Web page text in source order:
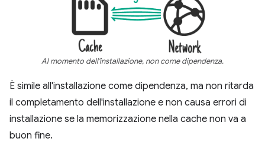
Al momento dell'installazione, non come dipendenza.
È simile all'installazione come dipendenza, ma non ritarda
il completamento dell'installazione e non causa errori di
installazione se la memorizzazione nella cache non va a
buon fine.